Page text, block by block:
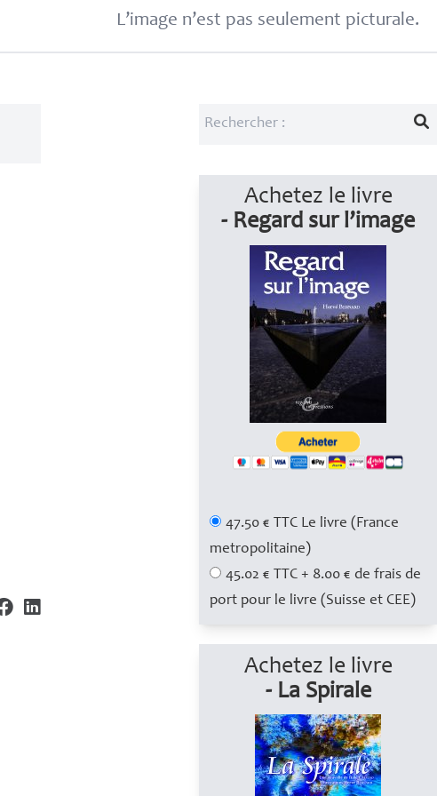
L’image n’est pas seulement picturale.
Achetez le livre
- Regard sur l’image
47.50 € TTC Le livre (France
metropolitaine)
45.02 € TTC + 8.00 € de frais de
port pour le livre (Suisse et CEE)
Achetez le livre
- La Spirale